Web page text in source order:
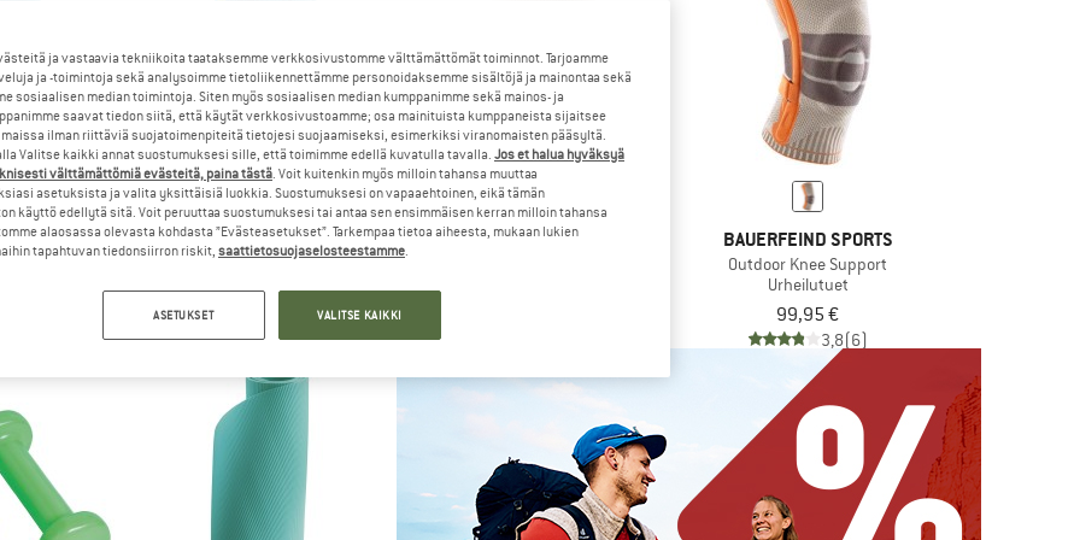
SPORTS
Support
BAUERFEIND SPORTS
Sports Knee Support
5,0(8)
BAUERFEIND SPORTS BAUERFEIND SPORTS
Outdoor Knee Support
Urheilutuet
99,95 €
3,8(6)
ja vastaavia tekniikoita taataksemme verkkosivustomme välttämättömät toiminnot. Tarjoamme
ja -toimintoja sekä analysoimme tietoliikennettämme personoidaksemme sisältöjä ja mainontaa sekä
sosiaalisen median toimintoja. Siten myös sosiaalisen median kumppanimme sekä mainos- ja
saavat tiedon siitä, että käytät verkkosivustoamme; osa mainituista kumppaneista sijaitsee
ilman riittäviä suojatoimenpiteitä tietojesi suojaamiseksi, esimerkiksi viranomaisten pääsyltä.
Valitse kaikki annat suostumuksesi sille, että toimimme edellä kuvatulla tavalla. Jos et halua hyväksyä
välttämättömiä evästeitä, paina tästä. Voit kuitenkin myös milloin tahansa muuttaa
asetuksista ja valita yksittäisiä luokkia. Suostumuksesi on vapaaehtoinen, eikä tämän
käyttö edellytä sitä. Voit peruuttaa suostumuksesi tai antaa sen ensimmäisen kerran milloin tahansa
alaosassa olevasta kohdasta ”Evästeasetukset”. Tarkempaa tietoa aiheesta, mukaan lukien
tapahtuvan tiedonsiirron riskit, saattietosuojaselosteestamme.
ASETUKSET VALITSE KAIKKI